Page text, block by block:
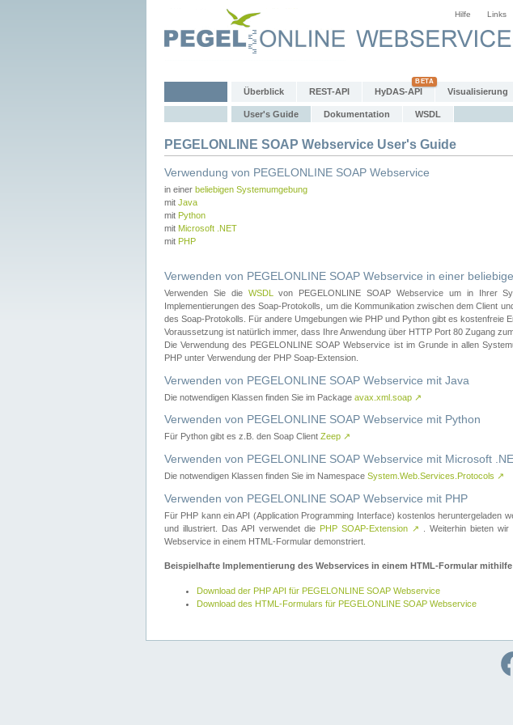
Hilfe Links
Überblick REST-API HyDAS-API Visualisierung
User's Guide Dokumentation WSDL
PEGELONLINE SOAP Webservice User's Guide
Verwendung von PEGELONLINE SOAP Webservice
in einer beliebigen Systemumgebung
mit Java
mit Python
mit Microsoft .NET
mit PHP
Verwenden von PEGELONLINE SOAP Webservice in einer
Verwenden Sie die WSDL
von PEGELONLINE SOAP Webservice um in Ihrer
Implementierungen des Soap-Protokolls, um die Kommunikation zwischen dem Client
des Soap-Protokolls. Für andere Umgebungen wie PHP und Python gibt es kostenfreie
Voraussetzung ist natürlich immer, dass Ihre Anwendung über HTTP Port 80 Zugang
Die Verwendung des PEGELONLINE SOAP Webservice ist im Grunde in allen
PHP unter Verwendung der PHP Soap-Extension.
Verwenden von PEGELONLINE SOAP Webservice mit Java
Die notwendigen Klassen finden Sie im Package avax.xml.soap ↗
Verwenden von PEGELONLINE SOAP Webservice mit Python
Für Python gibt es z.B. den Soap Client Zeep ↗
Verwenden von PEGELONLINE SOAP Webservice mit Microsoft
Die notwendigen Klassen finden Sie im Namespace System.Web.Services.Protocols ↗
Verwenden von PEGELONLINE SOAP Webservice mit PHP
Für PHP kann ein API (Application Programming Interface) kostenlos heruntergeladen
und illustriert. Das API verwendet die PHP SOAP-Extension ↗ . Weiterhin bieten wir
Webservice in einem HTML-Formular demonstriert.
Beispielhafte Implementierung des Webservices in einem HTML-Formular
Download der PHP API für PEGELONLINE SOAP Webservice
Download des HTML-Formulars für PEGELONLINE SOAP Webservice